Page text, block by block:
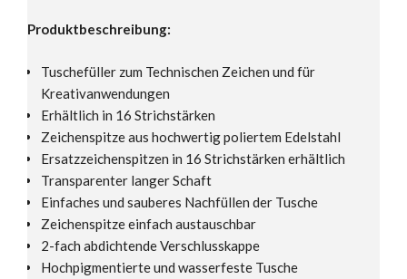
Produktbeschreibung:
Tuschefüller zum Technischen Zeichen und für
Kreativanwendungen
Erhältlich in 16 Strichstärken
Zeichenspitze aus hochwertig poliertem Edelstahl
Ersatzzeichenspitzen in 16 Strichstärken erhältlich
Transparenter langer Schaft
Einfaches und sauberes Nachfüllen der Tusche
Zeichenspitze einfach austauschbar
2-fach abdichtende Verschlusskappe
Hochpigmentierte und wasserfeste Tusche